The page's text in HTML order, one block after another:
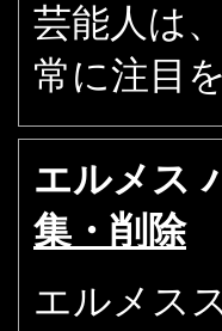
芸能人は
常に注目
エルメス
集・削除
エルメス